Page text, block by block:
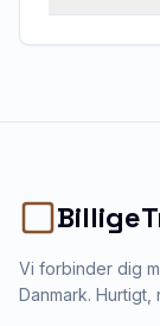
Vi forbinder dig
Danmark.